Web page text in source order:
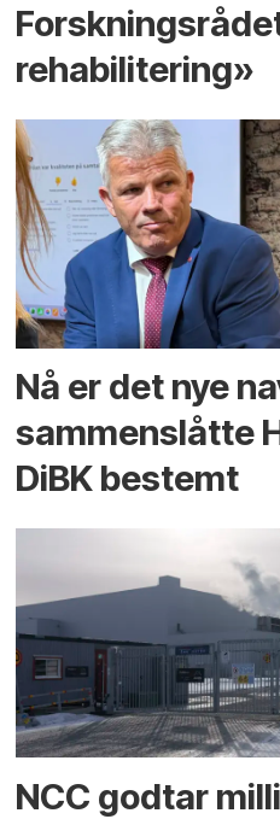
rehabilitering»
Nå er det nye
sammenslåtte
DiBK bestemt
NCC godtar